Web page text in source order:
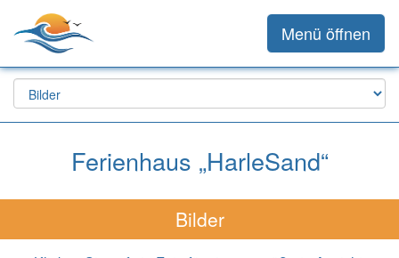
Menü öffnen
Ferienhaus „HarleSand“
Bilder